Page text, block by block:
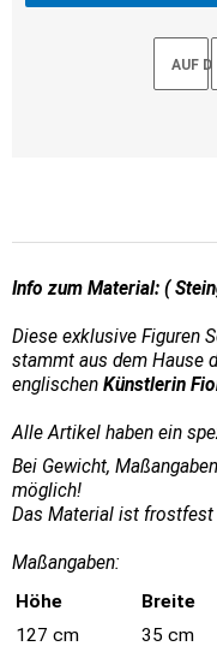
AUF
Info zum Material: (
Diese exklusive Figuren
stammt aus dem Hause
englischen Künstlerin
Alle Artikel haben ein
Bei Gewicht,
möglich!
Das Material ist frostfest
Maßangaben:
Höhe
Breite
127 cm
35 cm